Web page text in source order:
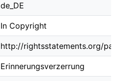
de_DE
In Copyright
http://rightsstatements.org/
Erinnerungsverzerrung